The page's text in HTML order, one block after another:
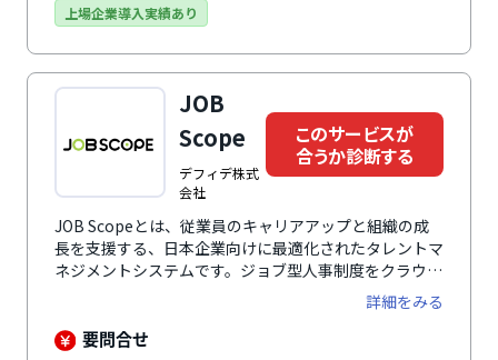
分析できます。人事・社員・管理職・経営者、全ての人
積します。外部システムと柔軟な連携ができるため、あ
らゆる人材情報を集約して活用が可能。データに基づく
施策立案、意思決定に貢献します。
上場企業導入実績あり
JOB
Scope
デフィデ株式
会社
このサービスが
合うか診断する
JOB Scopeとは、従業員のキャリアアップと組織の成
長を支援する、日本企業向けに最適化されたタレントマ
ネジメントシステムです。ジョブ型人事制度をクラウド
サービスとして提供し、採用管理、適職性診断、人材配
置、1on1面談、センサスサーベイ、評価結果と賃金テ
ーブルの連動、キャリアマネジメントなど幅広い機能を
詳細をみる
要問合せ